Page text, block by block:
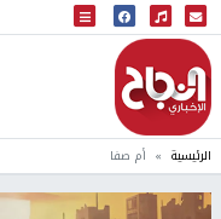
البث المباشر
إذاعة النجاح
الرئيسية أم صفا